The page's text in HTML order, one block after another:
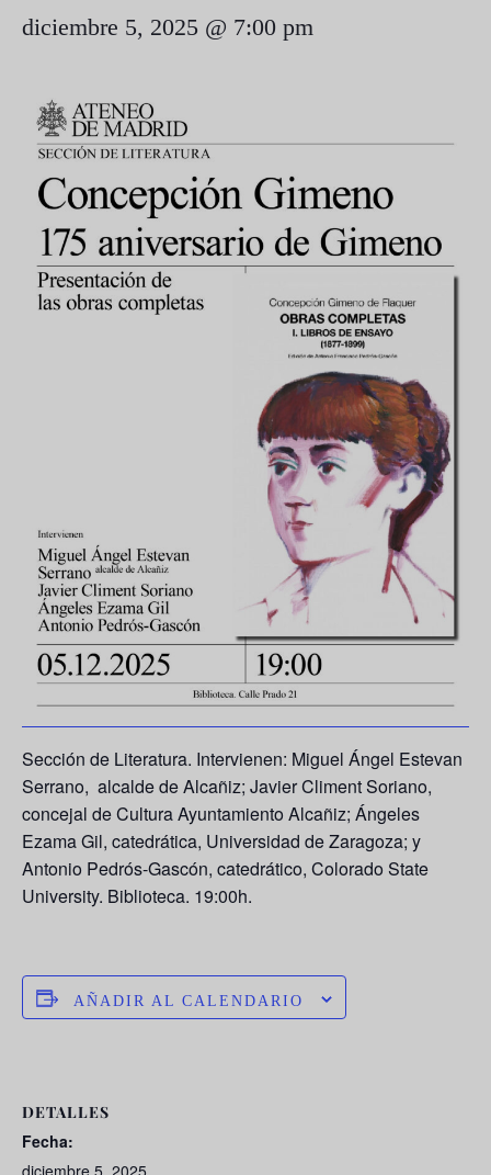
diciembre 5, 2025 @ 7:00 pm
Sección de Literatura. Intervienen: Miguel Ángel Estevan
Serrano, alcalde de Alcañiz; Javier Climent Soriano,
concejal de Cultura Ayuntamiento Alcañiz; Ángeles
Ezama Gil, catedrática, Universidad de Zaragoza; y
Antonio Pedrós-Gascón, catedrático, Colorado State
University. Biblioteca. 19:00h.
AÑADIR AL CALENDARIO
DETALLES
Fecha: